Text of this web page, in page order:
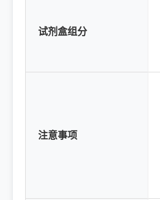
试剂盒组分
注意事项